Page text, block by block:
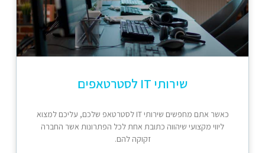
שירותי IT לסטרטאפים
כאשר אתם מחפשים שירותי IT לסטרטאפ שלכם, עליכם למצוא
ליווי מקצועי שיהווה כתובת אחת לכל הפתרונות אשר החברה
זקוקה להם.